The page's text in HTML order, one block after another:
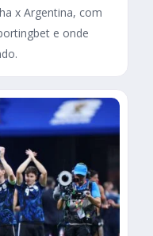
x Argentina, com
e onde